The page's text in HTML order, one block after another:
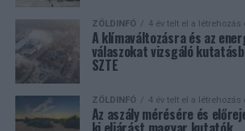
ZÖLDINFÓ 4 év telt el a létrehozás
A klímaváltozásra és az
válaszokat vizsgáló
SZTE
ZÖLDINFÓ 4 év telt el a létrehozás
Az aszály mérésére és